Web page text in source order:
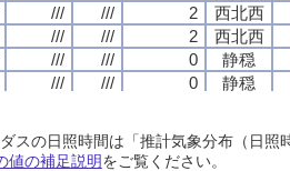
/// /// 2
西北西
/// /// 2
西北西
/// /// 0
静穏
/// /// 0
静穏
静穏
/// /// 0 静穏
/// /// 2
西北西
/// /// 2
西北西
/// /// 0
静穏
/// /// 0
静穏
静穏
/// /// 0 静穏
/// /// 2
西北西
/// /// 2
西北西
/// /// 0
静穏
/// /// 0
静穏
静穏
/// /// 0 静穏
/// /// 2
西北西
/// /// 2
西北西
/// /// 0
静穏
/// /// 0
静穏
静穏
/// /// 0 静穏
スの日照時間は「推計気象分布（日
値の補足説明をご覧ください。